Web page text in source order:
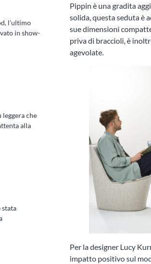
l’ultimo
in show-
che
alla
stata
Pippin è una gradita
solida, questa seduta è
sue dimensioni
priva di braccioli, è
agevolate.
Per la designer Lucy
impatto positivo sul